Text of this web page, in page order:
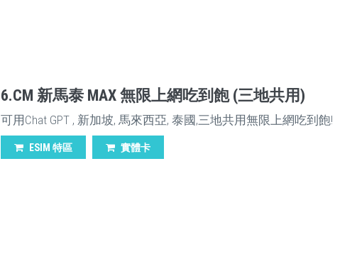
6.CM 新馬泰 MAX 無限上網吃到飽 (三地共用)
可用Chat GPT , 新加坡, 馬來西亞, 泰國,三地共用無限上網吃到飽!
ESIM 特區 實體卡